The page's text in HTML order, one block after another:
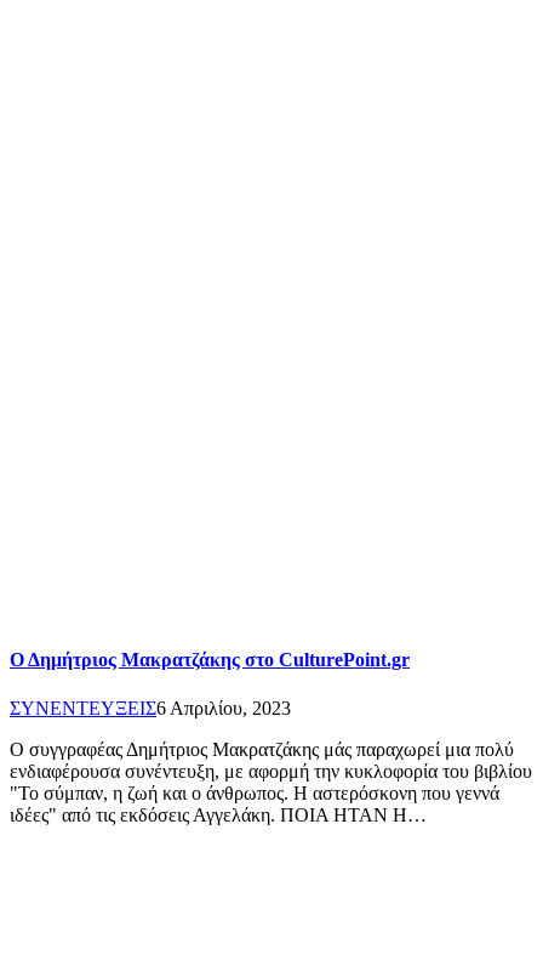
Ο Δημήτριος Μακρατζάκης στο CulturePoint.gr
ΣΥΝΕΝΤΕΥΞΕΙΣ6 Απριλίου, 2023
O συγγραφέας Δημήτριος Μακρατζάκης μάς παραχωρεί μια πολύ
ενδιαφέρουσα συνέντευξη, με αφορμή την κυκλοφορία του βιβλίου
"Το σύμπαν, η ζωή και ο άνθρωπος. Η αστερόσκονη που γεννά
ιδέες" από τις εκδόσεις Αγγελάκη. ΠΟΙΑ ΗΤΑΝ Η…